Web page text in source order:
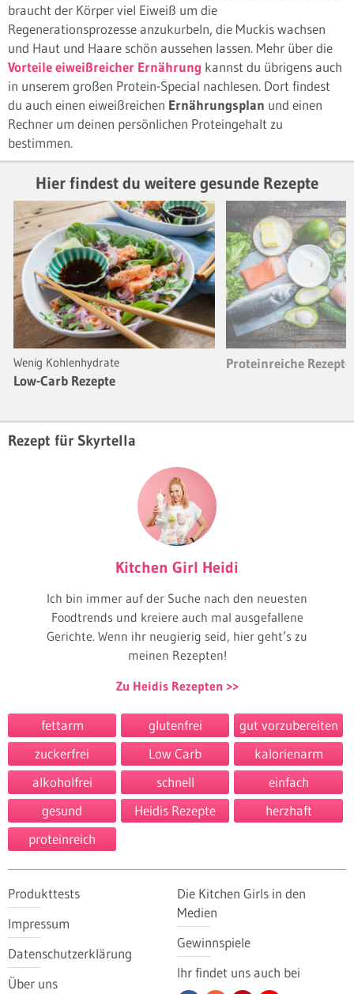
braucht der Körper viel Eiweiß um die
Regenerationsprozesse anzukurbeln, die Muckis wachsen
und Haut und Haare schön aussehen lassen. Mehr über die
Vorteile eiweißreicher Ernährung kannst du übrigens auch
in unserem großen Protein-Special nachlesen. Dort findest
du auch einen eiweißreichen Ernährungsplan und einen
Rechner um deinen persönlichen Proteingehalt zu
bestimmen.
Hier findest du weitere gesunde Rezepte
Wenig Kohlenhydrate
Low-Carb Rezepte
Proteinreiche Rezepte
Rezept für Skyrtella
Kitchen Girl Heidi
Ich bin immer auf der Suche nach den neuesten
Foodtrends und kreiere auch mal ausgefallene
Gerichte. Wenn ihr neugierig seid, hier geht’s zu
meinen Rezepten!
Zu Heidis Rezepten
fettarm glutenfrei
gut vorzubereiten
zuckerfrei
Low Carb
kalorienarm
alkoholfrei
schnell
einfach
gesund
Heidis Rezepte
herzhaft
proteinreich
Produkttests
Impressum
Datenschutzerklärung
Über uns
Die Kitchen Girls in den
Medien
Gewinnspiele
Ihr findet uns auch bei